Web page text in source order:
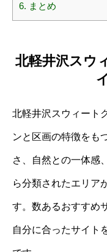
6. まとめ
北軽井沢スウ
北軽井沢スウィート
ンと区画の特徴をも
さ、自然との一体感
ら分類されたエリア
す。数あるおすすめ
自分に合ったサイト